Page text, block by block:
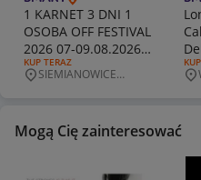
1 KARNET 3 DNI 1
OSOBA OFF FESTIVAL
2026 07-09.08.2026
KATOWICE ARTUR
ROJEK
RODZAJ OFERTY:
KUP TERAZ
Miejscowość
SIEMIANOWICE
cd
Mogą Cię zainteresować